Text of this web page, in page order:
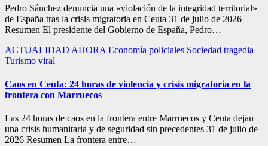
Pedro Sánchez denuncia una «violación de la integridad territorial»
de España tras la crisis migratoria en Ceuta 31 de julio de 2026
Resumen El presidente del Gobierno de España, Pedro…
ACTUALIDAD AHORA Economía policiales Sociedad tragedia
Turismo viral
Caos en Ceuta: 24 horas de violencia y crisis migratoria en la
frontera con Marruecos
Las 24 horas de caos en la frontera entre Marruecos y Ceuta dejan
una crisis humanitaria y de seguridad sin precedentes 31 de julio de
2026 Resumen La frontera entre…